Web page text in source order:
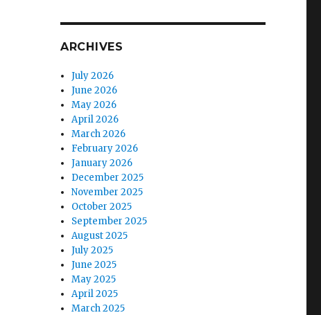
ARCHIVES
July 2026
June 2026
May 2026
April 2026
March 2026
February 2026
January 2026
December 2025
November 2025
October 2025
September 2025
August 2025
July 2025
June 2025
May 2025
April 2025
March 2025